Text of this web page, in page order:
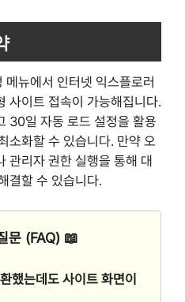
뉴에서 인터넷 익스플로러
사이트 접속이 가능해집니다.
30일 자동 로드 설정을 활용
소화할 수 있습니다. 만약 오
관리자 권한 실행을 통해 대
결할 수 있습니다.
문 (FAQ) 📖
했는데도 사이트 화면이